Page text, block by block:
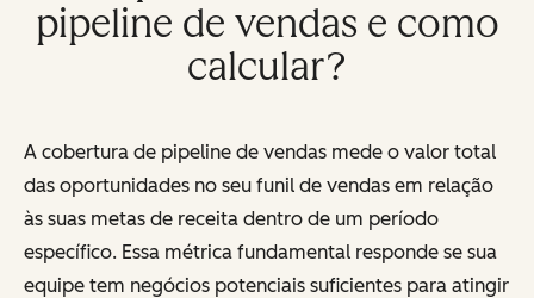
pipeline de vendas e como
calcular?
A cobertura de pipeline de vendas mede o valor total
das oportunidades no seu funil de vendas em relação
às suas metas de receita dentro de um período
específico. Essa métrica fundamental responde se sua
equipe tem negócios potenciais suficientes para atingir